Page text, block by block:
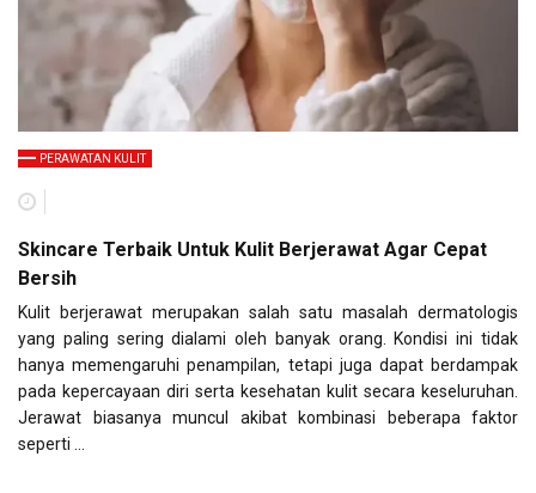
PERAWATAN KULIT
Skincare Terbaik Untuk Kulit Berjerawat Agar Cepat
Bersih
Kulit berjerawat merupakan salah satu masalah dermatologis
yang paling sering dialami oleh banyak orang. Kondisi ini tidak
hanya memengaruhi penampilan, tetapi juga dapat berdampak
pada kepercayaan diri serta kesehatan kulit secara keseluruhan.
Jerawat biasanya muncul akibat kombinasi beberapa faktor
seperti …